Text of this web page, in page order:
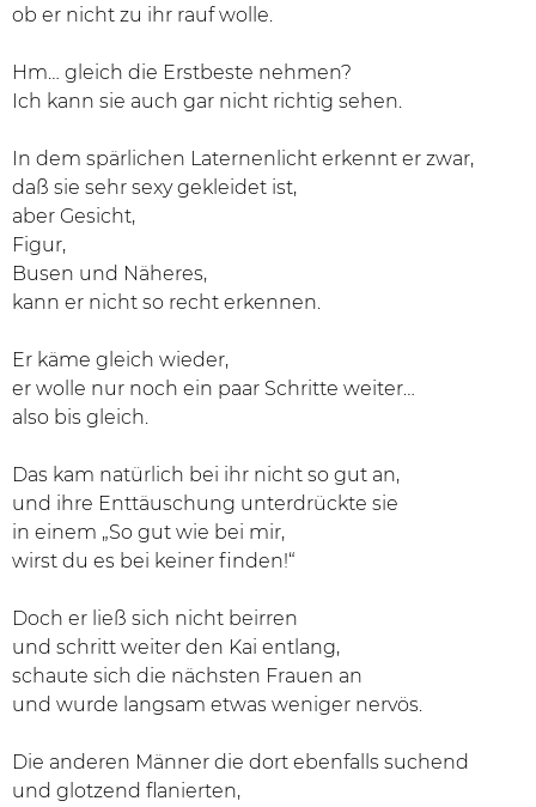
ob er nicht zu ihr rauf wolle.
Hm… gleich die Erstbeste nehmen?
Ich kann sie auch gar nicht richtig sehen.
In dem spärlichen Laternenlicht erkennt er zwar,
daß sie sehr sexy gekleidet ist,
aber Gesicht,
Figur,
Busen und Näheres,
kann er nicht so recht erkennen.
Er käme gleich wieder,
er wolle nur noch ein paar Schritte weiter…
also bis gleich.
Das kam natürlich bei ihr nicht so gut an,
und ihre Enttäuschung unterdrückte sie
in einem „So gut wie bei mir,
wirst du es bei keiner finden!“
Doch er ließ sich nicht beirren
und schritt weiter den Kai entlang,
schaute sich die nächsten Frauen an
und wurde langsam etwas weniger nervös.
Die anderen Männer die dort ebenfalls suchend
und glotzend flanierten,